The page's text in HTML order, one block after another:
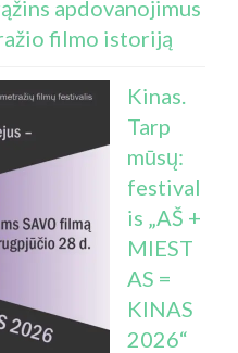
apdovanojimus
filmo istoriją
Kinas.
Tarp
mūsų:
festival
is „AŠ +
MIEST
AS =
KINAS
2026“